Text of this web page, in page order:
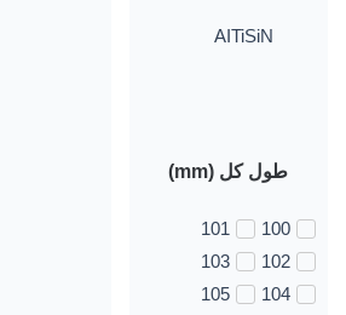
AITiSiN
طول کل (mm)
100
101
102
103
104
105